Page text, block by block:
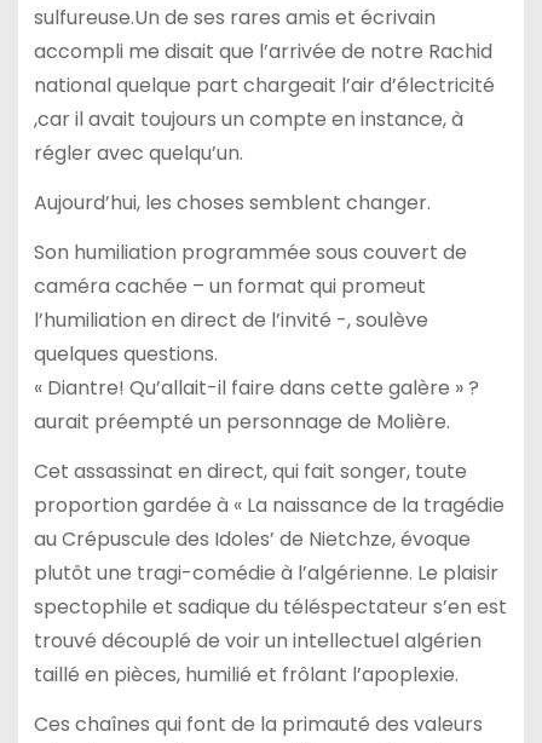
sulfureuse.Un de ses rares amis et écrivain
accompli me disait que l’arrivée de notre Rachid
national quelque part chargeait l’air d’électricité
,car il avait toujours un compte en instance, à
régler avec quelqu’un.
Aujourd’hui, les choses semblent changer.
Son humiliation programmée sous couvert de
caméra cachée – un format qui promeut
l’humiliation en direct de l’invité -, soulève
quelques questions.
« Diantre! Qu’allait-il faire dans cette galère » ?
aurait préempté un personnage de Molière.
Cet assassinat en direct, qui fait songer, toute
proportion gardée à « La naissance de la tragédie
au Crépuscule des Idoles’ de Nietchze, évoque
plutôt une tragi-comédie à l’algérienne. Le plaisir
spectophile et sadique du téléspectateur s’en est
trouvé découplé de voir un intellectuel algérien
taillé en pièces, humilié et frôlant l’apoplexie.
Ces chaînes qui font de la primauté des valeurs